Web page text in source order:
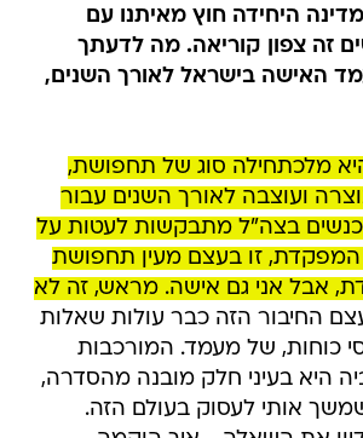
היחידה חוץ מאיתנו עם
זה צפון קוריאה. מה לדעתך
האישה בישראל לאורך השנים,
מלכתחילה סוג של תחפושת,
ועוצבה לאורך השנים עבור
כנשים בצה"ל מתבקשות לעטות על
זו בעצם מעין תחפושת
אבל אני גם אישה. מראש, זה לא
החיבור הזה כבר עולות שאלות
כוחות, של מעמד. המורכבות
היא בעיני חלק מובנה מהסדרה,
אותי לעסוק בעולם הזה.